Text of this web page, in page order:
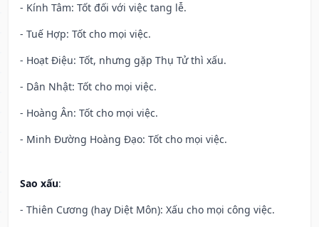
- Kính Tâm: Tốt đối với việc tang lễ.
- Tuế Hợp: Tốt cho mọi việc.
- Hoạt Điệu: Tốt, nhưng gặp Thụ Tử thì xấu.
- Dân Nhật: Tốt cho mọi việc.
- Hoàng Ân: Tốt cho mọi việc.
- Minh Đường Hoàng Đạo: Tốt cho mọi việc.
Sao xấu:
- Thiên Cương (hay Diệt Môn): Xấu cho mọi công việc.